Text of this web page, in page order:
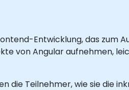
Entwicklung, das zum
von Angular aufnehmen,
die Teilnehmer, wie sie die